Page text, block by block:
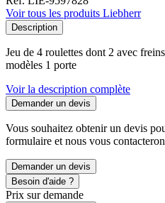
Voir tous les produits Liebherr
Description
Jeu de 4 roulettes dont 2 avec
modèles 1 porte
Voir la description complète
Demander un devis
Vous souhaitez obtenir un devis
formulaire et nous vous
Demander un devis
Besoin d'aide ?
Prix sur demande